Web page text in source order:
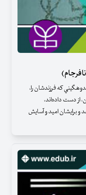
كه فرزندشان را،
از دست داده‌اند،
و برايشان اميد و آسايش